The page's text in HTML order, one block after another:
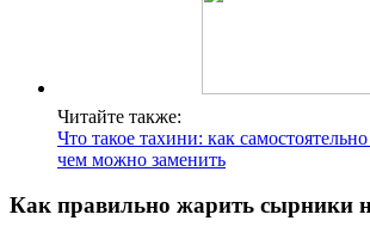
Читайте также:
Что такое тахини: как
чем можно заменить
Как правильно жарить сырники